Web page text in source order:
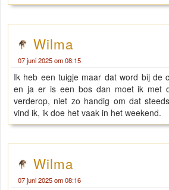
Wilma
07 juni 2025 om 08:15
Ik heb een tuigje maar dat word bij de
en ja er is een bos dan moet ik met
verderop, niet zo handig om dat
vind ik, ik doe het vaak in het weekend.
Wilma
07 juni 2025 om 08:16